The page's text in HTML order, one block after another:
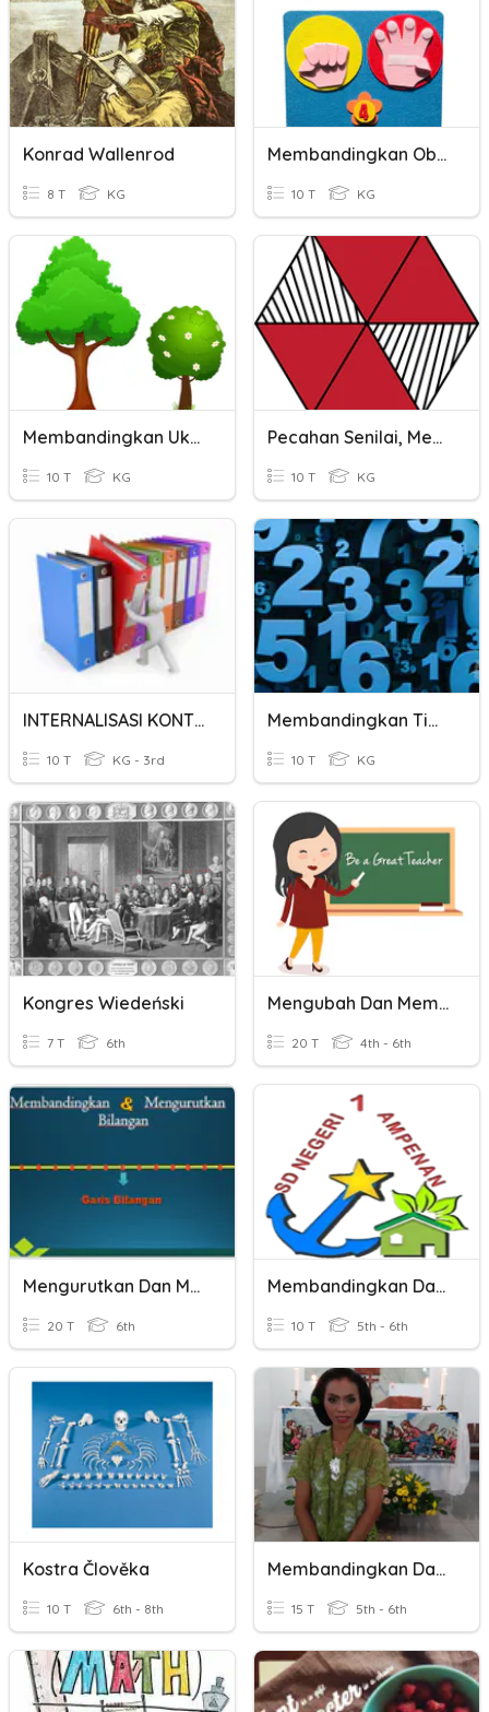
Konrad Wallenrod
8 T KG
Membandingkan Objek - Tadika
10 T KG
Membandingkan Ukuran Benda
10 T KG
Pecahan Senilai, Membandingkan, Dan Mengurutkan Pecahan
10 T KG
INTERNALISASI KONTRAK KINERJA
10 T KG - 3rd
Membandingkan Tiga Bilangan
10 T KG
Kongres Wiedeński
7 T 6th
Mengubah Dan Membandingkan Pecahan
20 T 4th - 6th
Mengurutkan Dan Membandingkan Bilangan
20 T 6th
Membandingkan Dan Mengurutkan Bilangan Bulat
10 T 5th - 6th
Kostra Člověka
10 T 6th - 8th
Membandingkan Dan Penjumlahan Pecahan
15 T 5th - 6th